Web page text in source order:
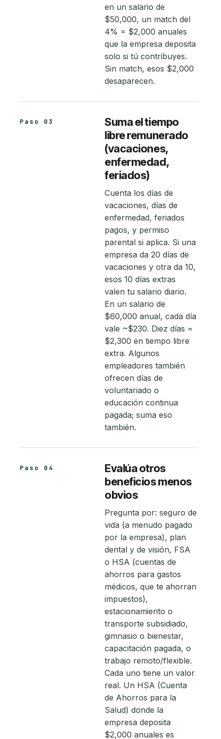
en un salario de
$50,000, un match del
4% = $2,000 anuales
que la empresa deposita
solo si tú contribuyes.
Sin match, esos $2,000
desaparecen.
Paso 03
Suma el tiempo
libre remunerado
(vacaciones,
enfermedad,
feriados)
Cuenta los días de
vacaciones, días de
enfermedad, feriados
pagos, y permiso
parental si aplica. Si una
empresa da 20 días de
vacaciones y otra da 10,
esos 10 días extras
valen tu salario diario.
En un salario de
$60,000 anual, cada día
vale ~$230. Diez días =
$2,300 en tiempo libre
extra. Algunos
empleadores también
ofrecen días de
voluntariado o
educación continua
pagada; suma eso
también.
Paso 04
Evalúa otros
beneficios menos
obvios
Pregunta por: seguro de
vida (a menudo pagado
por la empresa), plan
dental y de visión, FSA
o HSA (cuentas de
ahorros para gastos
médicos, que te ahorran
impuestos),
estacionamiento o
transporte subsidiado,
gimnasio o bienestar,
capacitación pagada, o
trabajo remoto/flexible.
Cada uno tiene un valor
real. Un HSA (Cuenta
de Ahorros para la
Salud) donde la
empresa deposita
$2,000 anuales es